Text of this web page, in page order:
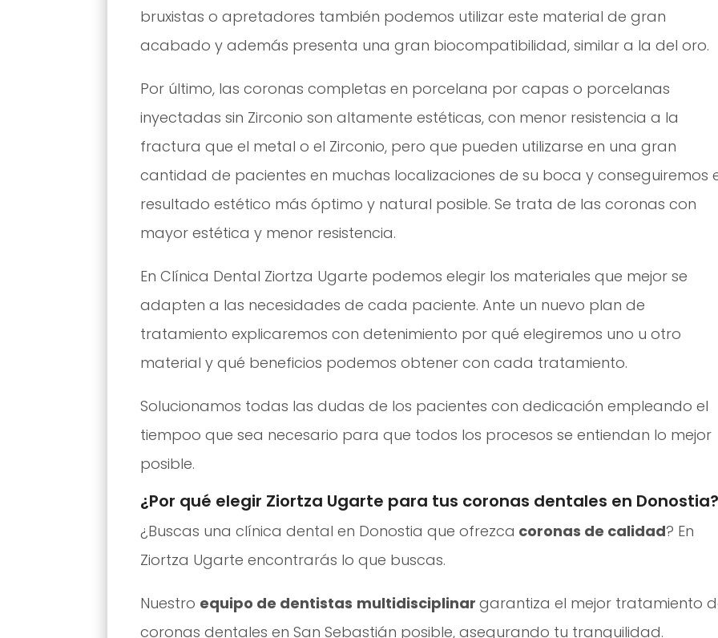
bruxistas o apretadores también podemos utilizar este material de gran
acabado y además presenta una gran biocompatibilidad, similar a la del oro.
Por último, las coronas completas en porcelana por capas o porcelanas
inyectadas sin Zirconio son altamente estéticas, con menor resistencia a la
fractura que el metal o el Zirconio, pero que pueden utilizarse en una gran
cantidad de pacientes en muchas localizaciones de su boca y conseguiremos
resultado estético más óptimo y natural posible. Se trata de las coronas con
mayor estética y menor resistencia.
En Clínica Dental Ziortza Ugarte podemos elegir los materiales que mejor se
adapten a las necesidades de cada paciente. Ante un nuevo plan de
tratamiento explicaremos con detenimiento por qué elegiremos uno u otro
material y qué beneficios podemos obtener con cada tratamiento.
Solucionamos todas las dudas de los pacientes con dedicación empleando el
tiempoo que sea necesario para que todos los procesos se entiendan lo mejor
posible.
¿Por qué elegir Ziortza Ugarte para tus coronas dentales en Donostia?
¿Buscas una clínica dental en Donostia que ofrezca coronas de calidad? En
Ziortza Ugarte encontrarás lo que buscas.
Nuestro equipo de dentistas multidisciplinar garantiza el mejor tratamiento
coronas dentales en San Sebastián posible, asegurando tu tranquilidad.